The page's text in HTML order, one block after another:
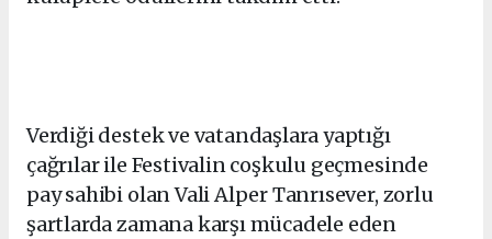
Verdiği destek ve vatandaşlara yaptığı
çağrılar ile Festivalin coşkulu geçmesinde
pay sahibi olan Vali Alper Tanrısever, zorlu
şartlarda zamana karşı mücadele eden